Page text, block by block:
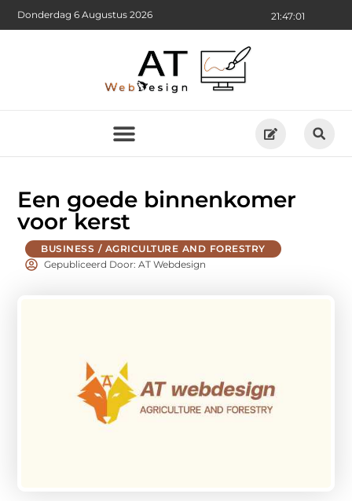
21:47:02
Donderdag 6 Augustus 2026
Een goede binnenkomer
voor kerst
BUSINESS / AGRICULTURE AND FORESTRY
Gepubliceerd Door: AT Webdesign